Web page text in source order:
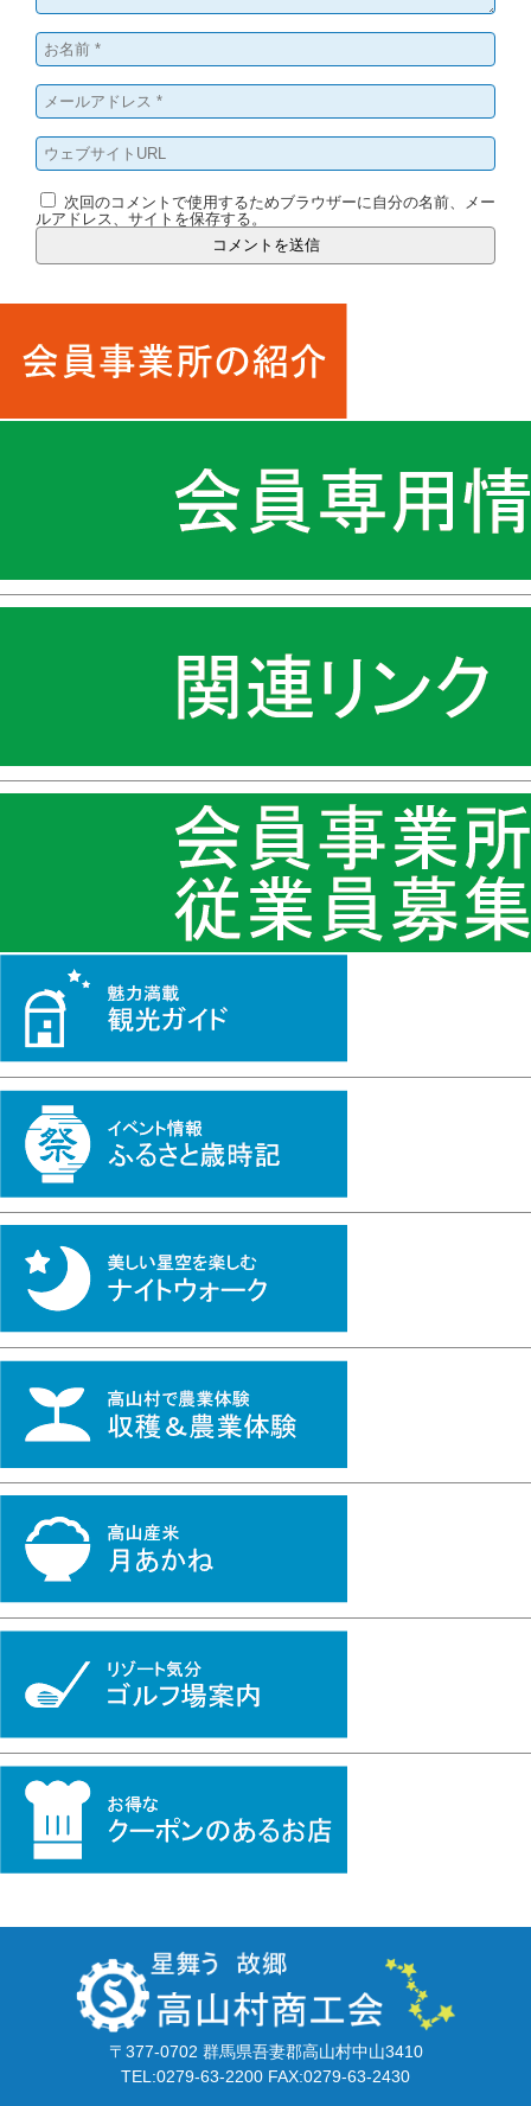
次回のコメントで使用するためブラウザーに自分の名前、メー
ルアドレス、サイトを保存する。
〒377-0702 群馬県吾妻郡高山村中山3410
TEL:0279-63-2200 FAX:0279-63-2430